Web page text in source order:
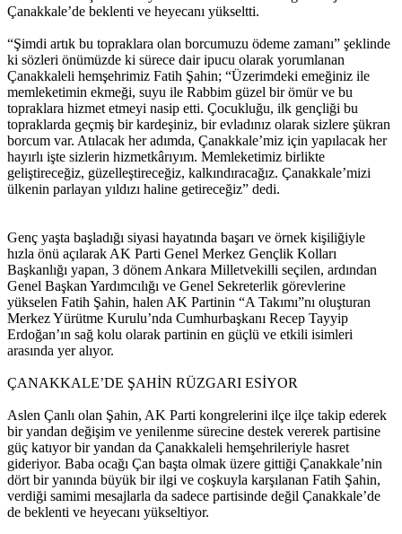
Çanakkale’de beklenti ve heyecanı yükseltti.
“Şimdi artık bu topraklara olan borcumuzu ödeme zamanı” şeklinde
ki sözleri önümüzde ki sürece dair ipucu olarak yorumlanan
Çanakkaleli hemşehrimiz Fatih Şahin; “Üzerimdeki emeğiniz ile
memleketimin ekmeği, suyu ile Rabbim güzel bir ömür ve bu
topraklara hizmet etmeyi nasip etti. Çocukluğu, ilk gençliği bu
topraklarda geçmiş bir kardeşiniz, bir evladınız olarak sizlere şükran
borcum var. Atılacak her adımda, Çanakkale’miz için yapılacak her
hayırlı işte sizlerin hizmetkârıyım. Memleketimiz birlikte
geliştireceğiz, güzelleştireceğiz, kalkındıracağız. Çanakkale’mizi
ülkenin parlayan yıldızı haline getireceğiz” dedi.
Genç yaşta başladığı siyasi hayatında başarı ve örnek kişiliğiyle
hızla önü açılarak AK Parti Genel Merkez Gençlik Kolları
Başkanlığı yapan, 3 dönem Ankara Milletvekilli seçilen, ardından
Genel Başkan Yardımcılığı ve Genel Sekreterlik görevlerine
yükselen Fatih Şahin, halen AK Partinin “A Takımı”nı oluşturan
Merkez Yürütme Kurulu’nda Cumhurbaşkanı Recep Tayyip
Erdoğan’ın sağ kolu olarak partinin en güçlü ve etkili isimleri
arasında yer alıyor.
ÇANAKKALE’DE ŞAHİN RÜZGARI ESİYOR
Aslen Çanlı olan Şahin, AK Parti kongrelerini ilçe ilçe takip ederek
bir yandan değişim ve yenilenme sürecine destek vererek partisine
güç katıyor bir yandan da Çanakkaleli hemşehrileriyle hasret
gideriyor. Baba ocağı Çan başta olmak üzere gittiği Çanakkale’nin
dört bir yanında büyük bir ilgi ve coşkuyla karşılanan Fatih Şahin,
verdiği samimi mesajlarla da sadece partisinde değil Çanakkale’de
de beklenti ve heyecanı yükseltiyor.